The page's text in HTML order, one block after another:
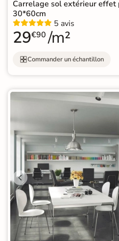
Carrelage sol extérieur effet
30*60cm
5 avis
29€90 /m²
Commander un échantillon